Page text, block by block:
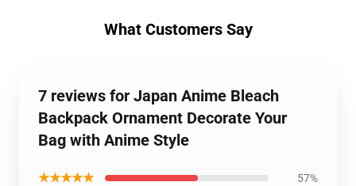
What Customers Say
7 reviews for Japan Anime Bleach
Backpack Ornament Decorate Your
Bag with Anime Style
★★★★★ 57%